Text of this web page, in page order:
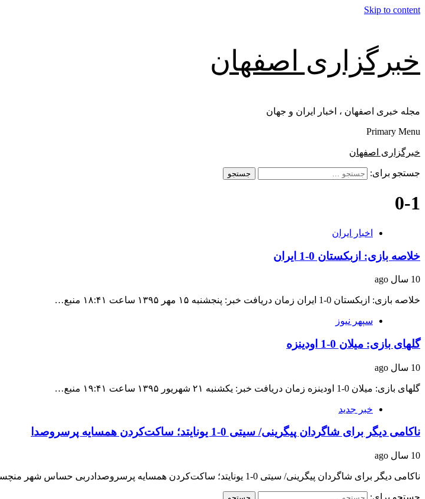
Skip to content
خبرگزاری اصفهان
مجله خبری اصفهان ، اخبار ایران و جهان
Primary Menu
خبرگزاری اصفهان
جستجو برای:
0-1
اخبار ایران
خلاصه بازی: ازبکستان 0-1 ایران
10 سال ago
خلاصه بازی: ازبکستان 0-1 ایران زمان دریافت خبر: پنجشنبه ۱۵ مهر ۱۳۹۵ ساعت ۱۸:۴۱ منبع…
سپهر نیوز
گلهای بازی: میلان 0-1 اودینزه
10 سال ago
گلهای بازی: میلان 0-1 اودینزه زمان دریافت خبر: یکشنبه ۲۱ شهریور ۱۳۹۵ ساعت ۱۹:۴۱ منبع…
خبر جدید
ناکامی دیگر برای شاگردان پیگرینی/ سیتی 0-1 یونایتد؛ ساکت‌کردن همسایه پرسروصدا
10 سال ago
ناکامی دیگر برای شاگردان پیگرینی/ سیتی 0-1 یونایتد؛ ساکت‌کردن همسایه پرسروصدادربی حساس شهر منچستر بین…